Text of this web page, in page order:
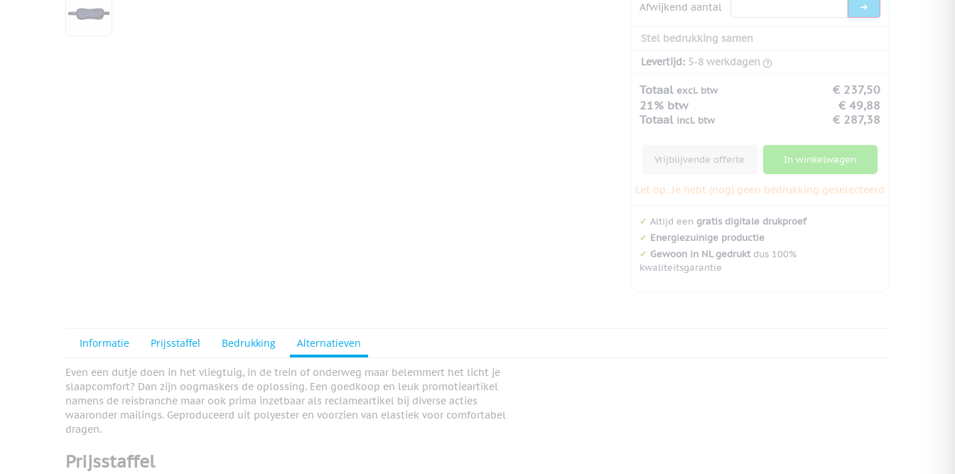
Afwijkend aantal
Stel bedrukking samen
Levertijd: 5-8 werkdagen
Totaal excl. btw
€ 237,50
21% btw
€ 49,88
Totaal incl. btw € 287,38
Vrijblijvende offerte In winkelwagen
Let op: Je hebt (nog) geen bedrukking geselecteerd
✔ Altijd een gratis digitale drukproef
✔ Energiezuinige productie
✔ Gewoon in NL gedruktdus 100%
kwaliteitsgarantie
Informatie Prijsstaffel Bedrukking Alternatieven
Even een dutje doen in het vliegtuig, in de trein of onderweg maar belemmert het licht je
slaapcomfort? Dan zijn oogmaskers de oplossing. Een goedkoop en leuk promotieartikel
namens de reisbranche maar ook prima inzetbaar als reclameartikel bij diverse acties
waaronder mailings. Geproduceerd uit polyester en voorzien van elastiek voor comfortabel
dragen.
Prijsstaffel